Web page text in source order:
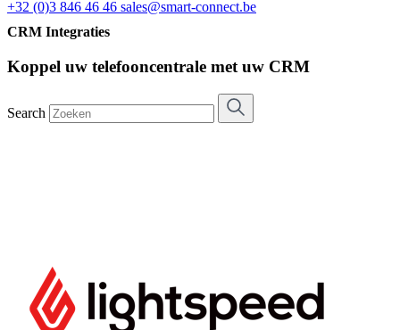
+32 (0)3 846 46 46 sales@smart-connect.be
CRM Integraties
Koppel uw telefooncentrale met uw CRM
Search